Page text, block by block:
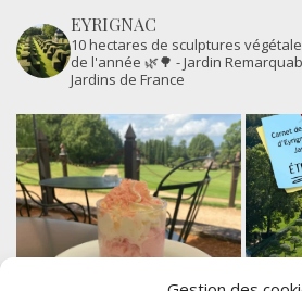
EYRIGNAC
10 hectares de sculptures
de l'année 🌿🌳 - Jardin
Jardins de France